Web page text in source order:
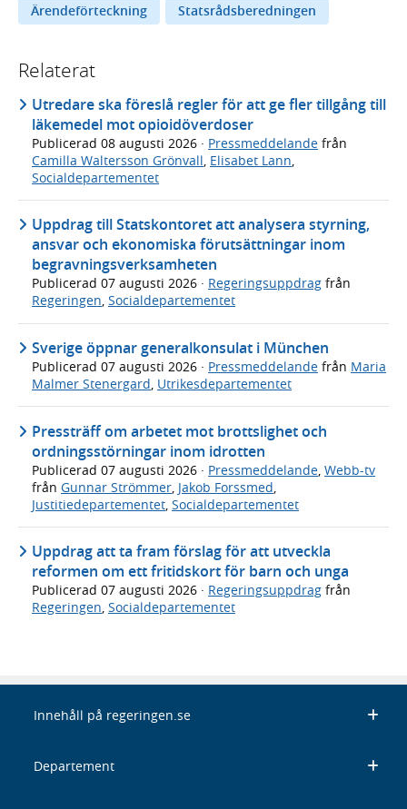
Ärendeförteckning Statsrådsberedningen
Relaterat
Utredare ska föreslå regler för att ge fler tillgång till
läkemedel mot opioidöverdoser
Publicerad 08 augusti 2026 · Pressmeddelande från
Camilla Waltersson Grönvall Elisabet Lann
Socialdepartementet
Uppdrag till Statskontoret att analysera styrning,
ansvar och ekonomiska förutsättningar inom
begravningsverksamheten
Publicerad 07 augusti 2026 · Regeringsuppdrag från
Regeringen, Socialdepartementet
Sverige öppnar generalkonsulat i München
Publicerad 07 augusti 2026 · Pressmeddelande från Maria
Malmer Stenergard, Utrikesdepartementet
Pressträff om arbetet mot brottslighet och
ordningsstörningar inom idrotten
Publicerad 07 augusti 2026 · Pressmeddelande Webb-tv
från Gunnar Strömmer Jakob Forssmed
Justitiedepartementet Socialdepartementet
Uppdrag att ta fram förslag för att utveckla
reformen om ett fritidskort för barn och unga
Publicerad 07 augusti 2026 · Regeringsuppdrag från
Regeringen, Socialdepartementet
Innehåll på regeringen.se
Departement